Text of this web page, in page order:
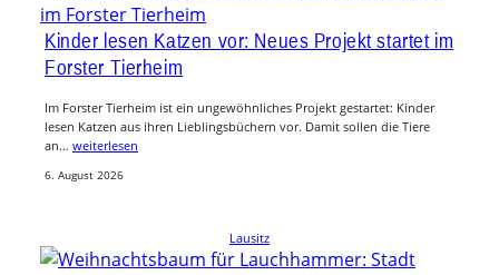
Kinder lesen Katzen vor: Neues Projekt startet im
Forster Tierheim
Im Forster Tierheim ist ein ungewöhnliches Projekt gestartet: Kinder
lesen Katzen aus ihren Lieblingsbüchern vor. Damit sollen die Tiere
an… weiterlesen
6. August 2026
Lausitz